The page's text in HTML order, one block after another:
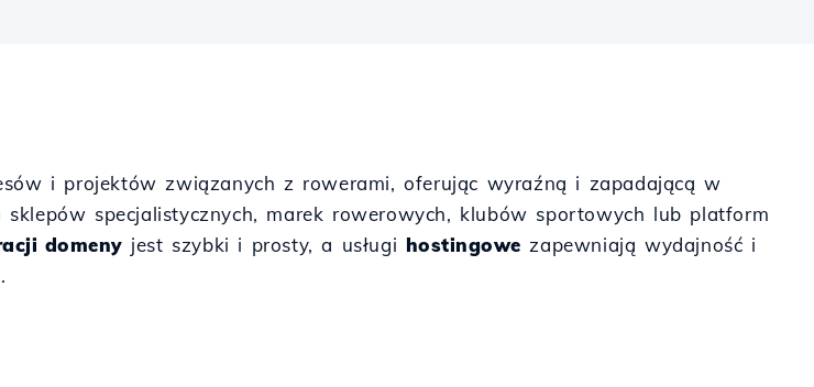
i projektów związanych z rowerami, oferując wyraźną i zapadającą w
specjalistycznych, marek rowerowych, klubów sportowych lub platform
domeny jest szybki i prosty, a usługi hostingowe zapewniają wydajność i